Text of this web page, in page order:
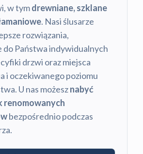
w tymdrewniane, szklane
. Nasi ślusarze
rozwiązania,
do Państwa indywidualnych
drzwi oraz miejsca
i oczekiwanego poziomu
U nas możesznabyć
renomowanych
bezpośrednio podczas